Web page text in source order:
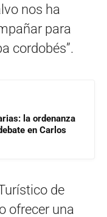
nos ha
para
cordobés”.
la ordenanza
en Carlos
de
ofrecer una